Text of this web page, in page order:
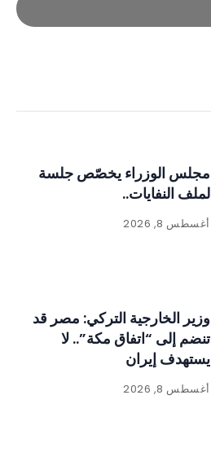
مجلس الوزراء يخصّص جلسة
لملف النفايات..
أغسطس 8, 2026
وزير الخارجية التركي: مصر قد
تنضم إلى “اتفاق مكة”.. لا
يستهدف إيران
أغسطس 8, 2026